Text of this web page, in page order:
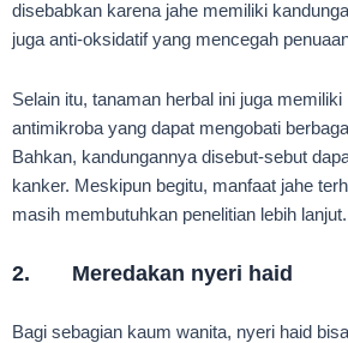
disebabkan karena jahe memiliki
juga anti-oksidatif yang mencegah
Selain itu, tanaman herbal ini juga
antimikroba yang dapat mengobati
Bahkan, kandungannya disebut-sebut
kanker. Meskipun begitu, manfaat jahe
masih membutuhkan penelitian lebih lanjut.
2. Meredakan nyeri haid
Bagi sebagian kaum wanita, nyeri haid